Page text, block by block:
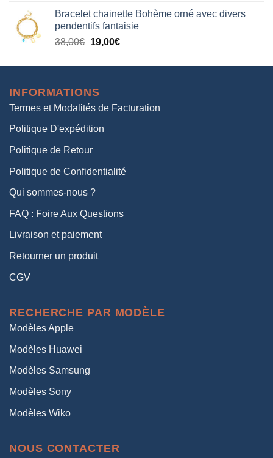
initial
était :
38,00€.
actuel
est :
19,00€.
Bracelet chainette Bohème orné avec divers
pendentifs fantaisie
38,00€ Le
initial
38,00€.
19,00€Le
actuel
INFORMATIONS
Termes et Modalités de Facturation
Politique D'expédition
Politique de Retour
Politique de Confidentialité
Qui sommes-nous ?
FAQ : Foire Aux Questions
Livraison et paiement
Retourner un produit
CGV
RECHERCHE PAR MODÈLE
Modèles Apple
Modèles Huawei
Modèles Samsung
Modèles Sony
Modèles Wiko
NOUS CONTACTER